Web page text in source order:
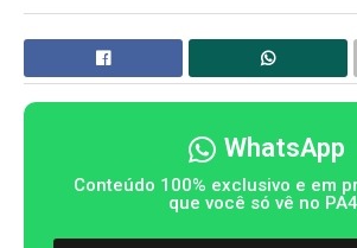
WhatsApp
Conteúdo 100% exclusivo e em
que você só vê no